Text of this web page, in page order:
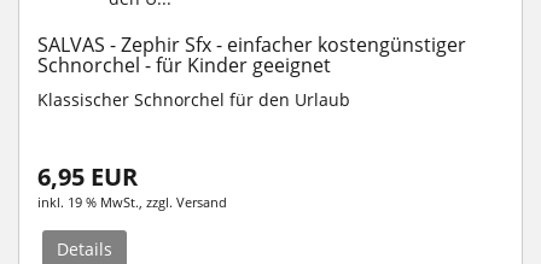
SALVAS - Zephir Sfx - einfacher kostengünstiger
Schnorchel - für Kinder geeignet
Klassischer Schnorchel für den Urlaub
6,95 EUR
inkl. 19 % MwSt. , zzgl. Versand
Details